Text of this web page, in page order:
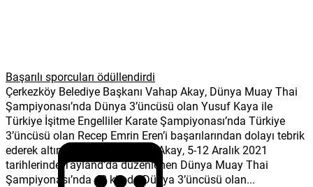
Başarılı sporcuları ödüllendirdi
Çerkezköy Belediye Başkanı Vahap Akay, Dünya Muay Thai
Şampiyonası’nda Dünya 3’üncüsü olan Yusuf Kaya ile
Türkiye İşitme Engelliler Karate Şampiyonası’nda Türkiye
3’üncüsü olan Recep Emrin Eren’i başarılarından dolayı tebrik
ederek altın hediye etti Başkan Akay, 5-12 Aralık 2021
tarihlerinde Tayland’da düzenlenen Dünya Muay Thai
Şampiyonası’nda 48 kiloda Dünya 3’üncüsü olan...